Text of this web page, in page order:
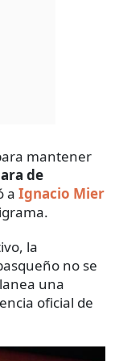
mantener
de
a Ignacio Mier
la
no se
una
oficial de